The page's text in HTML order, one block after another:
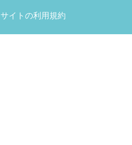
サイトの利用規約